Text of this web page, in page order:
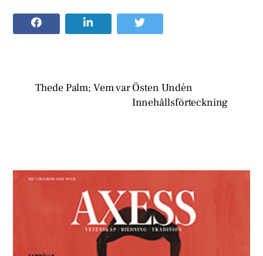
Thede Palm; Vem var Östen Undén
Innehållsförteckning